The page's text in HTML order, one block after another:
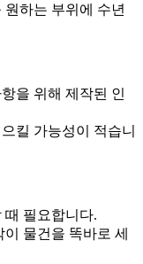
하는 부위에 수년
을 위해 제작된 인
킬 가능성이 적습니
때 필요합니다.
물건을 똑바로 세